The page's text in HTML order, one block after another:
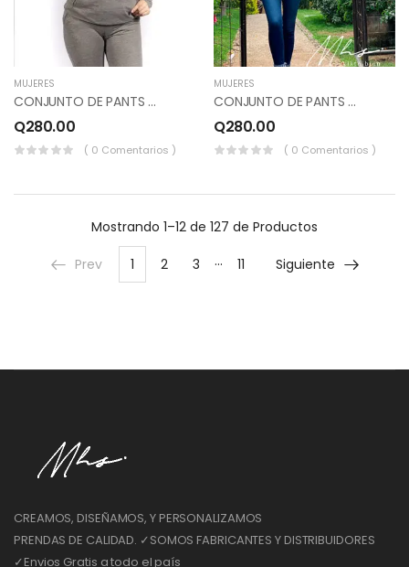
MUJERES
CONJUNTO DE PANTS Y SUDADERO COLOR CANELA.
Q280.00
( 0 Comentarios )
MUJERES
CONJUNTO DE PANTS Y SUDADERO COLOR GRIS CLARO, PALOROSA.
Q280.00
( 0 Comentarios )
Mostrando 1–12 de 127 de Productos
Prev 1 2 3 … 11 Siguiente
CREAMOS, DISEÑAMOS, Y PERSONALIZAMOS
PRENDAS DE CALIDAD. ✓SOMOS FABRICANTES Y DISTRIBUIDORES
✓Envios Gratis a todo el país